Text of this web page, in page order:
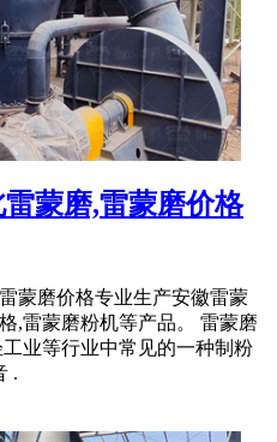
蒙磨,雷蒙磨价格
蒙磨价格专业生产安徽雷蒙
,雷蒙磨粉机等产品。 雷蒙磨
业等行业中常见的一种制粉
.